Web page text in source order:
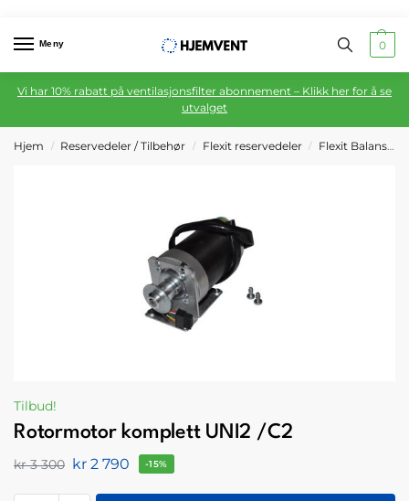
Meny 0
Vi har 10% rabatt på ventilasjonsfilter abonnement – Klikk her for å se
utvalget
Hjem / Reservedeler / Tilbehør / Flexit reservedeler / Flexit Balansert ventilasjon
Tilbud!
Rotormotor komplett UNI2 /C2
kr3 300 kr 2 790 -15%